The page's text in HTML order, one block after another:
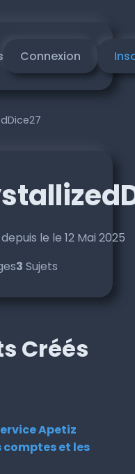
Connexion
le le 12 Mai 2025
3 Sujets
Créés
Apetiz
et les